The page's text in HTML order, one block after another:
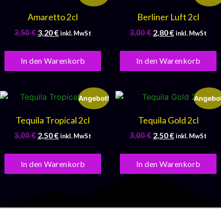
Amaretto 2cl
3,50€ 3,20€inkl. MwSt
In den Warenkorb
Berliner Luft 2cl
3,00€ 2,80€inkl. MwSt
In den Warenkorb
Angebot!
Tequila Tropical 2cl
3,00€ 2,50€inkl. MwSt
In den Warenkorb
Tequila Gold 2cl
3,00€ 2,50€inkl. MwSt
In den Warenkorb